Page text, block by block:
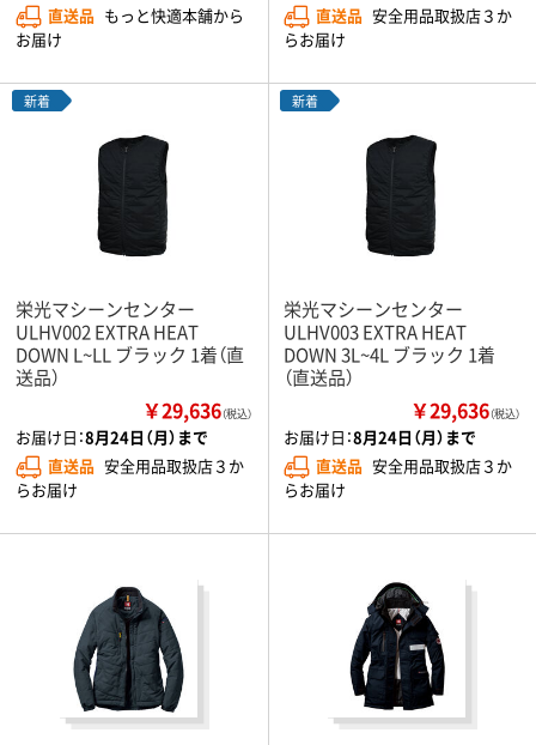
直送品 もっと快適本舗から
お届け
直送品 安全用品取扱店３か
らお届け
新着
栄光マシーンセンター
ULHV002 EXTRA HEAT
DOWN L~LL ブラック 1着（直
送品）
￥29,636（税込）
お届け日：8月24日（月）まで
直送品 安全用品取扱店３か
らお届け
新着
栄光マシーンセンター
ULHV003 EXTRA HEAT
DOWN 3L~4L ブラック 1着
（直送品）
￥29,636（税込）
お届け日：8月24日（月）まで
直送品 安全用品取扱店３か
らお届け